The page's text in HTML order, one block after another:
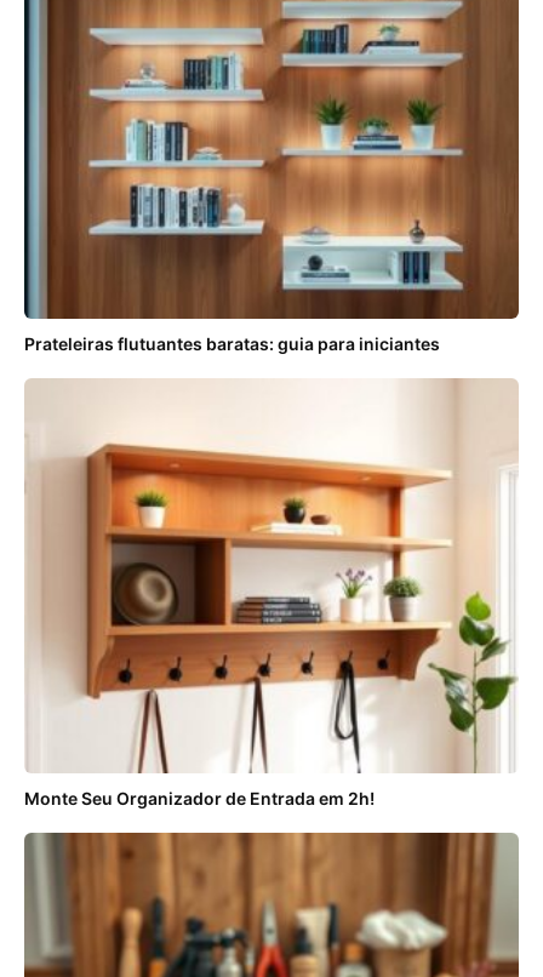
Prateleiras flutuantes baratas: guia para iniciantes
Monte Seu Organizador de Entrada em 2h!